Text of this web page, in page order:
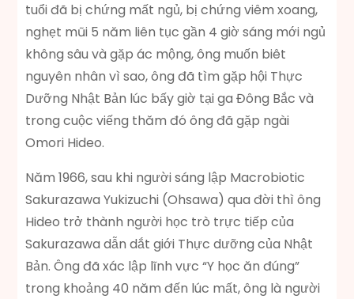
tuổi đã bị chứng mất ngủ, bị chứng viêm xoang,
nghẹt mũi 5 năm liên tục gần 4 giờ sáng mới ngủ
không sâu và gặp ác mộng, ông muốn biêt
nguyên nhân vì sao, ông đã tìm gặp hội Thực
Dưỡng Nhật Bản lúc bấy giờ tại ga Đông Bắc và
trong cuộc viếng thăm đó ông đã gặp ngài
Omori Hideo.
Năm 1966, sau khi người sáng lập Macrobiotic
Sakurazawa Yukizuchi (Ohsawa) qua đời thì ông
Hideo trở thành người học trò trực tiếp của
Sakurazawa dẫn dắt giới Thực dưỡng của Nhật
Bản. Ông đã xác lập lĩnh vực “Y học ăn đúng”
trong khoảng 40 năm đến lúc mất, ông là người